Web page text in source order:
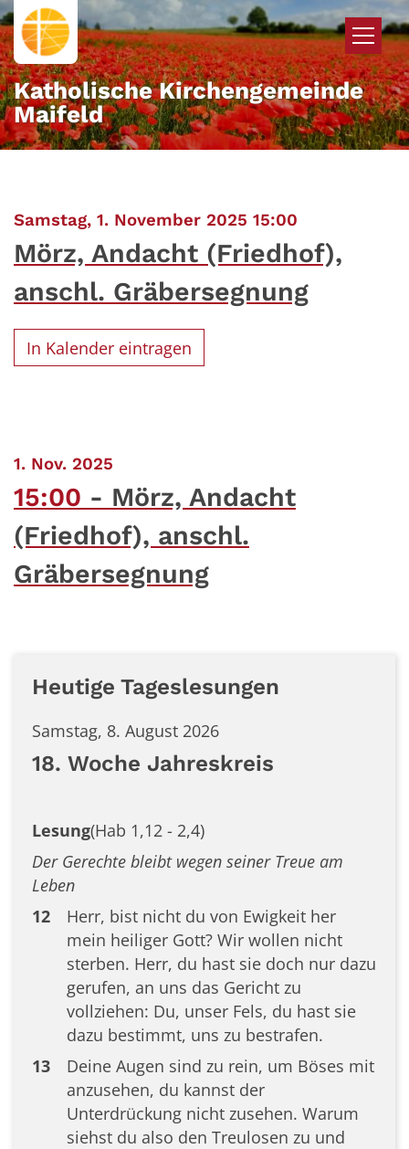
Zum Inhalt springen
Katholische Kirchengemeinde
Maifeld
Samstag, 1. November 2025 15:00
Mörz, Andacht (Friedhof),
anschl. Gräbersegnung
In Kalender eintragen
1. Nov. 2025
15:00
Mörz, Andacht
(Friedhof), anschl.
Gräbersegnung
Heutige Tageslesungen
Samstag, 8. August 2026
18. Woche Jahreskreis
Lesung(Hab 1,12 - 2,4)
Der Gerechte bleibt wegen seiner Treue am
Leben
12
Herr, bist nicht du von Ewigkeit her
mein heiliger Gott? Wir wollen nicht
sterben. Herr, du hast sie doch nur dazu
gerufen, an uns das Gericht zu
vollziehen: Du, unser Fels, du hast sie
dazu bestimmt, uns zu bestrafen.
13
Deine Augen sind zu rein, um Böses mit
anzusehen, du kannst der
Unterdrückung nicht zusehen. Warum
siehst du also den Treulosen zu und